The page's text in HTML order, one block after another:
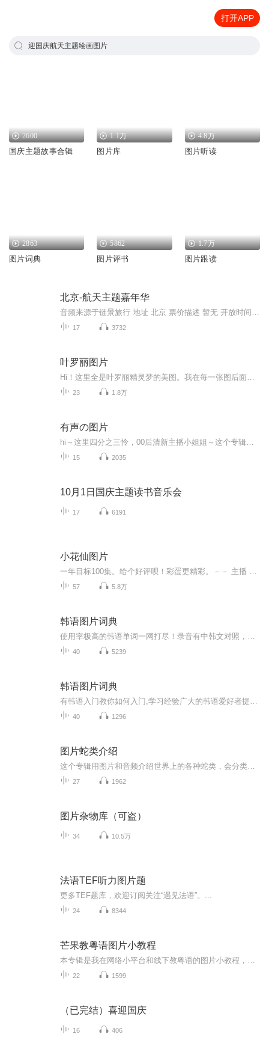
打开APP
迎国庆航天主题绘画图片
2600
国庆主题故事合辑
1.1万
图片库
4.8万
图片听读
2863
图片词典
5862
图片评书
1.7万
图片跟读
北京-航天主题嘉年华
17 3732
叶罗丽图片
23 1.8万
有声の图片
15 2035
10月1日国庆主题读书音乐会
17 6191
小花仙图片
57 5.8万
韩语图片词典
40 5239
韩语图片词典
40 1296
图片蛇类介绍
27 1962
图片杂物库（可盗）
34 10.5万
法语TEF听力图片题
更多TEF题库，欢迎订阅关注“遇见法语”。...
24 8344
芒果教粤语图片小教程
22 1599
（已完结）喜迎国庆
16 406